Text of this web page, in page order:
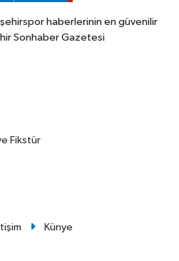
haberlerinin en güvenilir
Sonhaber Gazetesi
Fikstür
Künye